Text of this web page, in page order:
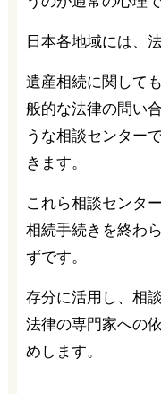
日本各地域には、
遺産相続に関して
般的な法律の問い
うな相談センター
きます。
これら相談センタ
相続手続きを終わ
ずです。
存分に活用し、相
法律の専門家への
めします。